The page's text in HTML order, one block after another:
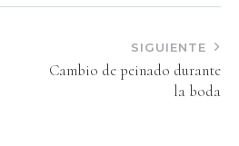
SIGUIENTE
Cambio de peinado durante
la boda